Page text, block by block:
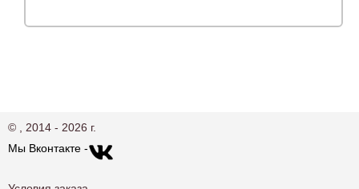
© , 2014 - 2026 г.
Мы Вконтакте -